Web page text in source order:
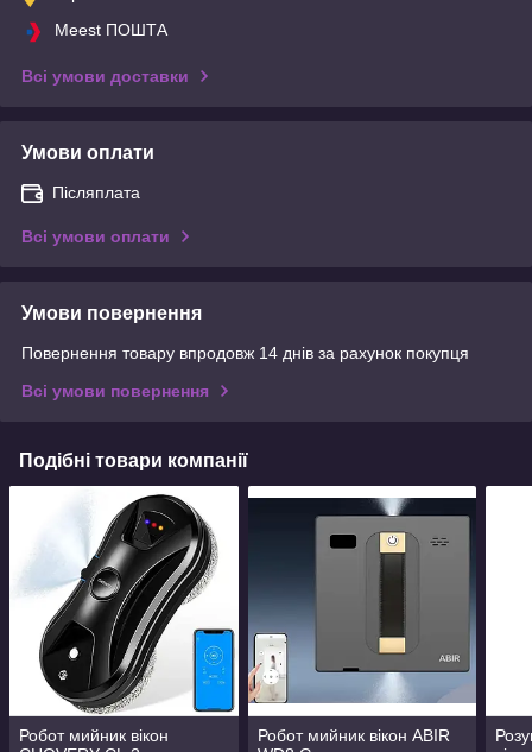
Meest ПОШТА
Всі умови доставки
Умови оплати
Післяплата
Всі умови оплати
Умови повернення
Повернення товару впродовж 14 днів за рахунок покупця
Всі умови повернення
Подібні товари компанії
Робот мийник вікон
Робот мийник вікон ABIR